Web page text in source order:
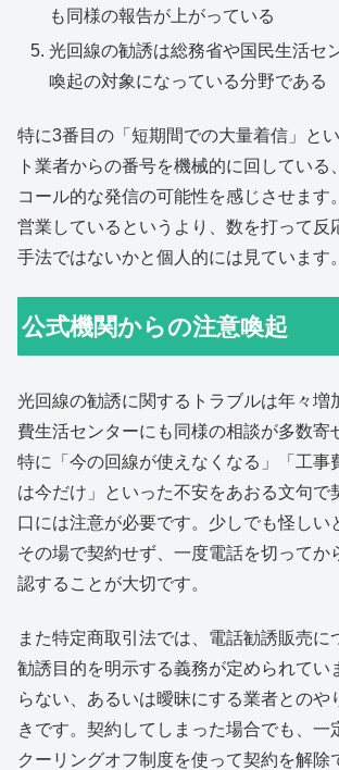
も同様の報告が上がっている
光回線の勧誘は総務省や国民生活セ
喚起の対象になっている分野である
特に3番目の「短期間での大量着信」と
ト業者からの番号を機械的に回している
コール的な発信の可能性を感じさせます
営業しているというより、数を打って反
手法ではないかと個人的には見ています。
公式機関からの注意喚起
光回線の勧誘に関するトラブルは年々増
費生活センターにも同様の相談が多数寄
特に「今の回線が使えなくなる」「工事
は今だけ」といった不安をあおる文句で
口には注意が必要です。少しでも怪しい
その場で契約せず、一度電話を切ってか
認することが大切です。
また特定商取引法では、電話勧誘販売に
勧誘目的を明示する義務が定められてい
らない、あるいは曖昧にする業者とのや
きです。契約してしまった場合でも、一
クーリングオフ制度を使って契約を解除